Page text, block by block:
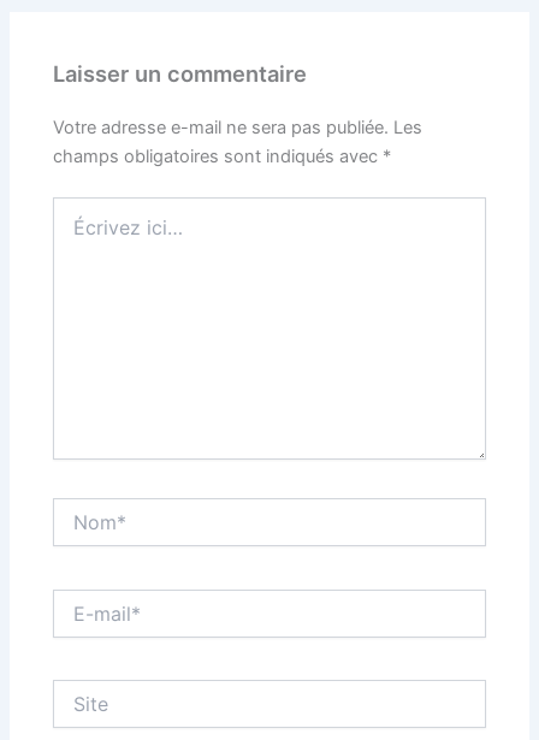
Laisser un commentaire
Votre adresse e-mail ne sera pas publiée. Les
champs obligatoires sont indiqués avec *
ici…
mail*